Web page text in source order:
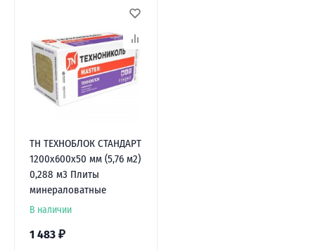
ТН ТЕХНОБЛОК СТАНДАРТ
1200х600х50 мм (5,76 м2)
0,288 м3 Плиты
минераловатные
В наличии
1 483 ₽